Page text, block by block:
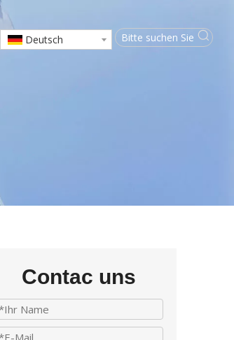
Deutsch
Contac uns